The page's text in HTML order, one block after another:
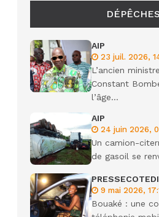
DÉPÊCHES
AIP
23 juil. 2026,
L’ancien
Constant
l’âge...
AIP
24 juin 2026,
Un camion-
de gasoil se
9 mai 2026,
Bouaké : une